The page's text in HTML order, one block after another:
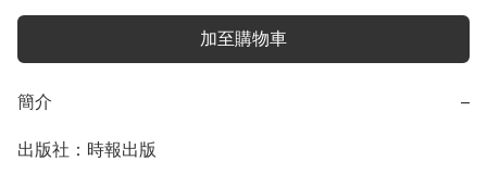
加至購物車
簡介 −
出版社：時報出版